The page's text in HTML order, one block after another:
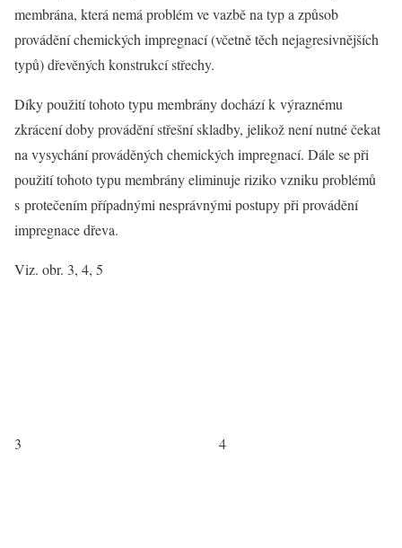
membrána, která nemá problém ve vazbě na typ a způsob
provádění chemických impregnací (včetně těch nejagresivnějších
typů) dřevěných konstrukcí střechy.
Díky použití tohoto typu membrány dochází k výraznému
zkrácení doby provádění střešní skladby, jelikož není nutné čekat
na vysychání prováděných chemických impregnací. Dále se při
použití tohoto typu membrány eliminuje riziko vzniku problémů
s protečením případnými nesprávnými postupy při provádění
impregnace dřeva.
Viz. obr. 3, 4, 5
3 4